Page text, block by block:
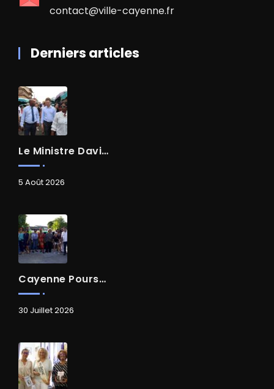
contact@ville-cayenne.fr
Derniers articles
Le Ministre David AMIEL En Visite Dans Le Centre-Ville De Cayenne
5 Août 2026
Cayenne Poursuit Sa Transformation
30 Juillet 2026